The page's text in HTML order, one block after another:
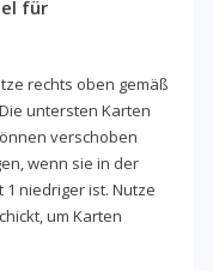
für
rechts oben gemäß
untersten Karten
verschoben
wenn sie in der
niedriger ist. Nutze
um Karten